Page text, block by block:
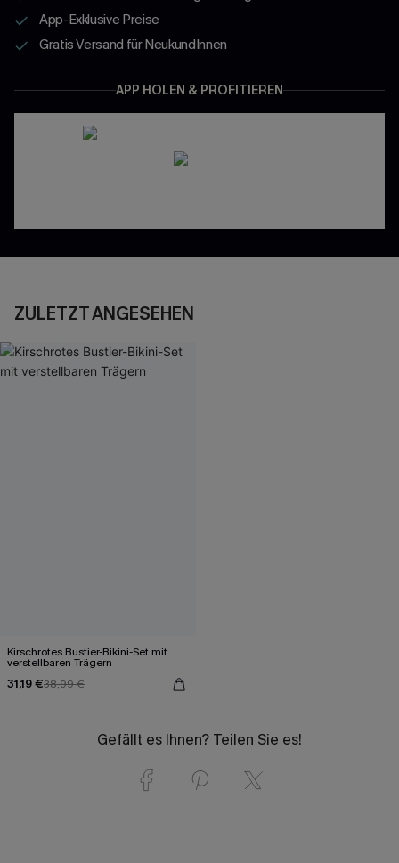
App-Exklusive Preise
Gratis Versand für NeukundInnen
APP HOLEN & PROFITIEREN
ZULETZT ANGESEHEN
Kirschrotes Bustier-Bikini-Set mit
verstellbaren Trägern
31,19 €38,99 €
Gefällt es Ihnen? Teilen Sie es!